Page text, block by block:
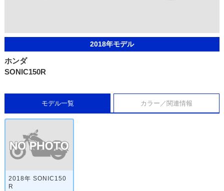
2018年モデル
ホンダ
SONIC150R
モデル一覧 カラー／関連情報
2018年 SONIC150
R